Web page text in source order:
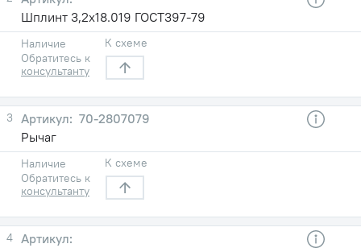
Шплинт 3,2х18.019 ГОСТ397-79
Наличие
Обратитесь к
консультанту
К схеме
3
70-2807079
Рычаг
Наличие
Обратитесь к
консультанту
К схеме
4